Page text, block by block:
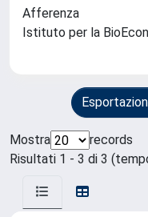
Afferenza
Istituto per la
Mostra
records
Risultati 1 - 3 di 3